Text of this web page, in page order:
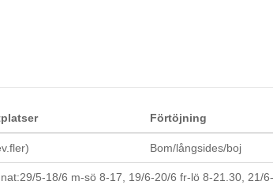
Förtöjning
Bom/långsides/boj
5-18/6 m-sö 8-17, 19/6-20/6 fr-lö 8-21.30, 21/